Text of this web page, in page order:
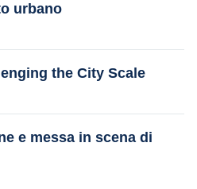
urbano
the City Scale
e messa in scena di